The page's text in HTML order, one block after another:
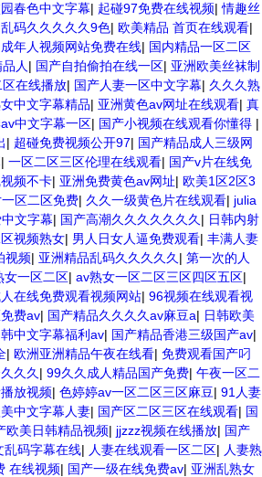
春色中文字幕| 起碰97免费在线视频|情趣丝
码久久久久久9色| 欧美精品 首页在线观看|
成年人视频网站免费在线| 国内精品一区二区
人 | 国产自拍偷拍在线一区| 亚洲欧美丝袜制
在线播放| 国产人妻一区中文字幕| 久久久熟
中文字幕精品| 亚洲黄色av网址在线观看| 真
中文字幕一区| 国产小视频在线观看你懂得 |
| 超碰免费视频公开97| 国产精品成人三级网
| 一区二区三区伦理在线观看| 国产v片在线免
频不卡| 亚洲免费黄色av网址| 欧美1区2区3
区二区免费| 久久一级黄色片在线观看| julia
文字幕| 国产高潮久久久久久久久 | 日韩内射
视频熟女| 男人日女人逼免费观看| 丰满人妻
视频| 亚洲精品乱码久久久久久 | 第一次的人
女一区二区| av熟女一区二区三区四区五区|
在线免费观看视频网站| 96视频在线观看视
费av| 国产精品久久久久av麻豆a| 日韩欧美
韩中文字幕福利av| 国产精品香港三级国产av|
| 欧洲亚洲精品午夜在线看| 免费观看国产叼
久久 | 99久久成人精品国产免费| 午夜一区二
放视频| 色婷婷av一区二区三区麻豆| 91人妻
中文字幕人妻| 国产区二区三区在线观看| 国
欧美日韩精品视频| jjzzz视频在线播放| 国产
乱码字幕在线| 人妻在线观看一区二区| 人妻熟
在线视频| 国产一级在线免费av| 亚洲乱熟女